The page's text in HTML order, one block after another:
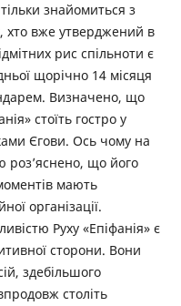
знайомиться з
хто вже утверджений в
рис спільноти є
щорічно 14 місяця
Визначено, що
стоїть гостро у
Єгови. Ось чому на
роз’яснено, що його
мають
організації.
Руху «Епіфанія» є
сторони. Вони
здебільшого
століть